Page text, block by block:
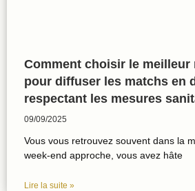
Comment choisir le meilleur
pour diffuser les matchs en
respectant les mesures
09/09/2025
Vous vous retrouvez souvent dans la
week-end approche, vous avez hâte
Lire la suite »